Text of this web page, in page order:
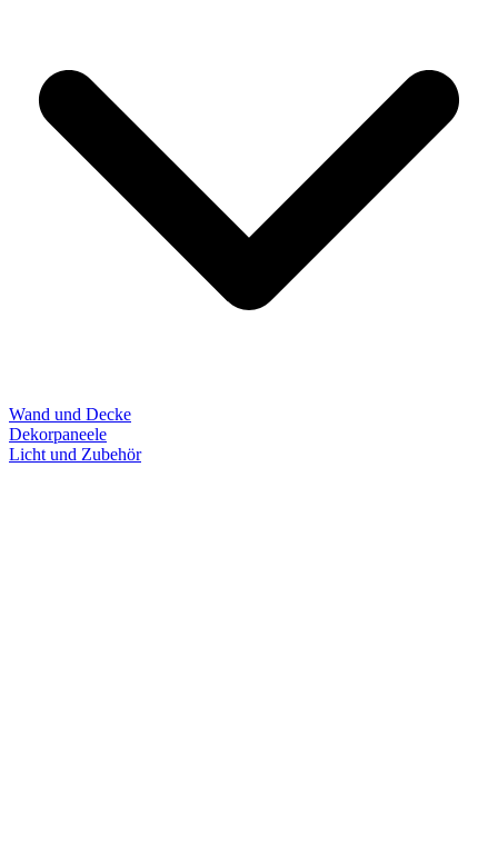
Wand und Decke
Dekorpaneele
Licht und Zubehör